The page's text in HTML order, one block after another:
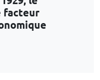
facteur